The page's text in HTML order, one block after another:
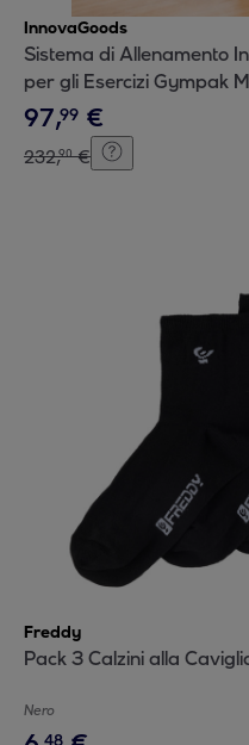
InnovaGoods
Sistema di Allenamento
per gli Esercizi Gympak
97,99 €
232,90 €
Freddy
Pack 3 Calzini alla
Nero
48